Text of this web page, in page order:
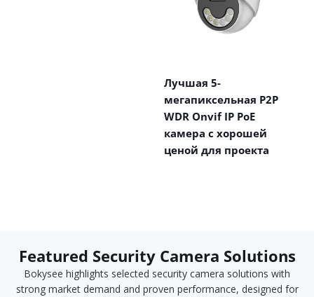
Лучшая 5-
мегапиксельная P2P
WDR Onvif IP PoE
камера с хорошей
ценой для проекта
Featured Security Camera Solutions
Bokysee highlights selected security camera solutions with
strong market demand and proven performance, designed for